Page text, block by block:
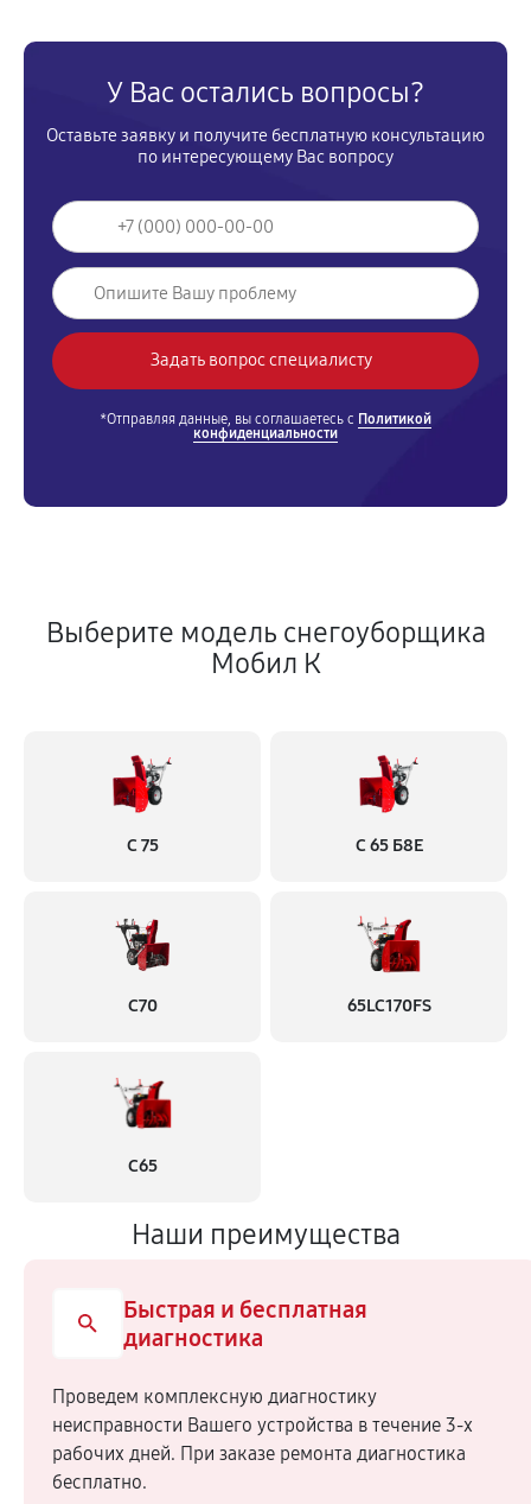
У Вас остались вопросы?
Оставьте заявку и получите бесплатную консультацию
по интересующему Вас вопросу
*Отправляя данные, вы соглашаетесь с Политикой
конфиденциальности
Выберите модель снегоуборщика
Мобил К
С 75 С 65 Б8Е
С70 65LC170FS
С65
Наши преимущества
Быстрая и бесплатная
диагностика
Проведем комплексную диагностику
неисправности Вашего устройства в течение 3-х
рабочих дней. При заказе ремонта диагностика
бесплатно.